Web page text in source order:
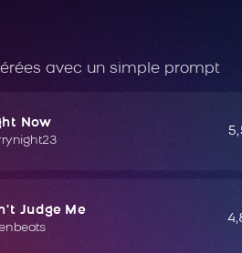
avec un simple prompt
Now
Judge Me